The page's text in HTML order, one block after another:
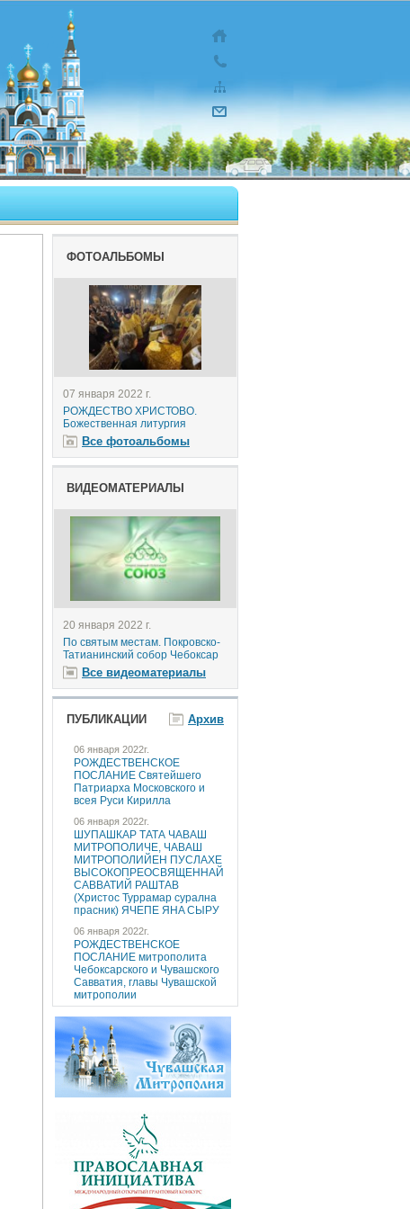
ФОТОАЛЬБОМЫ
07 января 2022 г.
РОЖДЕСТВО ХРИСТОВО.
Божественная литургия
Все фотоальбомы
ВИДЕОМАТЕРИАЛЫ
20 января 2022 г.
По святым местам. Покровско-
Татианинский собор Чебоксар
Все видеоматериалы
Архив
ПУБЛИКАЦИИ
06 января 2022г.
РОЖДЕСТВЕНСКОЕ
ПОСЛАНИЕ Святейшего
Патриарха Московского и
всея Руси Кирилла
06 января 2022г.
ШУПАШКАР ТАТА ЧAВАШ
МИТРОПОЛИЧE, ЧAВАШ
МИТРОПОЛИЙEН ПУCЛAХE
ВЫСОКОПРЕОСВЯЩЕННAЙ
САВВАТИЙ РАШТАВ
(Христос Туррaмaр cуралнa
праcник) ЯЧEПЕ ЯНA CЫРУ
06 января 2022г.
РОЖДЕСТВЕНСКОЕ
ПОСЛАНИЕ митрополита
Чебоксарского и Чувашского
Савватия, главы Чувашской
митрополии